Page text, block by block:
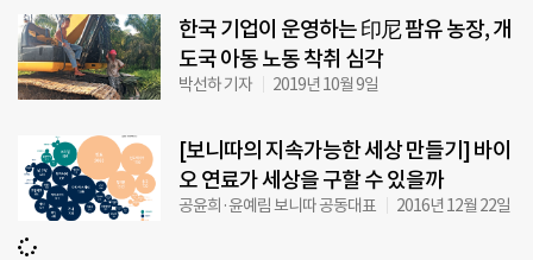
한국 기업이 운영하는 印尼 팜유 농장, 개
도국 아동 노동 착취 심각
박선하 기자 2019년 10월 9일
[보니따의 지속가능한 세상 만들기] 바이
오 연료가 세상을 구할 수 있을까
공윤희·윤예림 보니따 공동대표 2016년 12월 22일